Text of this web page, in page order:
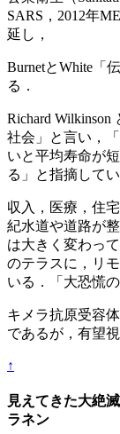
SARS，2012年
延し，
BurnetとWhite「
る．
Richard Wilkinson
社会」と言い，
いと平均寿命が
る」と指摘してい
収入，医療，住
紀水道や道路が
は大きく変わっ
のテラスに，リ
いる．「大恐慌
キメラ抗原受容
であるが，有望
↑
見えてきた大
ラネン